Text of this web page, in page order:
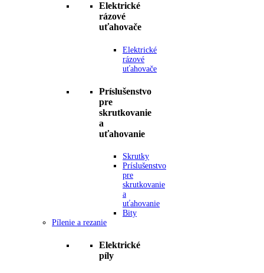
Elektrické
rázové
uťahovače
Elektrické
rázové
uťahovače
Príslušenstvo
pre
skrutkovanie
a
uťahovanie
Skrutky
Príslušenstvo
pre
skrutkovanie
a
uťahovanie
Bity
Pílenie a rezanie
Elektrické
píly